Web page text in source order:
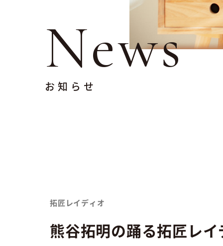
News
お知らせ
拓匠レイディオ
熊谷拓明の踊る拓匠レ